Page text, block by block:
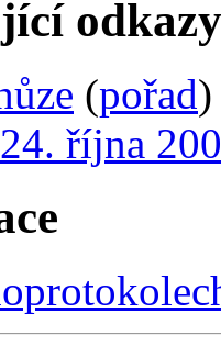
odkazy
(pořad)
října